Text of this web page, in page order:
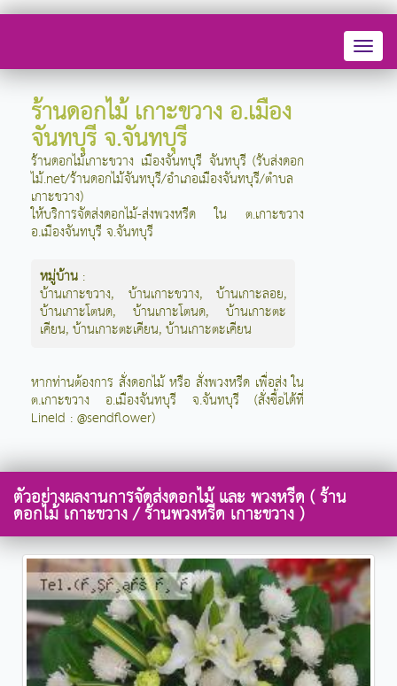
ร้านดอกไม้ เกาะขวาง อ.เมือง
จันทบุรี จ.จันทบุรี
ร้านดอกไม้เกาะขวาง เมืองจันทบุรี จันทบุรี (รับส่งดอก
ไม้.net/ร้านดอกไม้จันทบุรี/อำเภอเมืองจันทบุรี/ตำบล
เกาะขวาง)
ให้บริการจัดส่งดอกไม้-ส่งพวงหรีด ใน ต.เกาะขวาง
อ.เมืองจันทบุรี จ.จันทบุรี
หมู่บ้าน :
บ้านเกาะขวาง, บ้านเกาะขวาง,บ้านเกาะลอย,
บ้านเกาะโตนด,บ้านเกาะโตนด,บ้านเกาะตะ
เคียน,บ้านเกาะตะเคียน,บ้านเกาะตะเคียน
หากท่านต้องการ สั่งดอกไม้ หรือ สั่งพวงหรีด เพื่อส่ง ใน
ต.เกาะขวาง อ.เมืองจันทบุรี จ.จันทบุรี (สั่งซื้อได้ที่
LineId : @sendflower)
ตัวอย่างผลงานการจัดส่งดอกไม้ และ พวงหรีด ( ร้าน
ดอกไม้ เกาะขวาง / ร้านพวงหรีด เกาะขวาง )